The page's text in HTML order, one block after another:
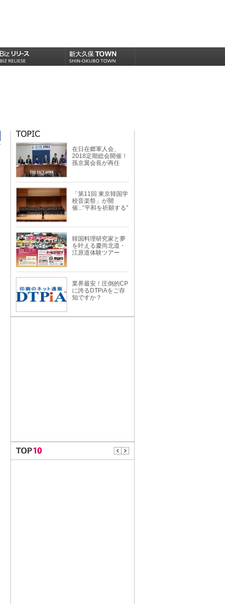
在日在郷軍人会、
2018定期総会開催！
孫京翼会長が再任
「第11回 東京韓国学
校音楽祭」が開
催...“平和を祈願する”
韓国料理研究家と夢
を叶える慶尚北道・
江原道体験ツアー
業界最安！圧倒的CP
に誇るDTPiAをご存
知ですか？